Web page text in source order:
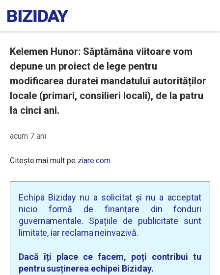
Kelemen Hunor: Săptămâna viitoare vom
depune un proiect de lege pentru
modificarea duratei mandatului autorităților
locale (primari, consilieri locali), de la patru
la cinci ani.
acum 7 ani
Citește mai mult pe ziare.com
Echipa Biziday nu a solicitat și nu a acceptat
nicio formă de finanțare din fonduri
guvernamentale. Spațiile de publicitate sunt
limitate, iar reclama neinvazivă.
Dacă îți place ce facem, poți contribui tu
pentru susținerea echipei Biziday.